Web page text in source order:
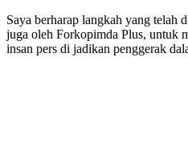
Saya berharap langkah yang
juga oleh Forkopimda Plus, untuk
insan pers di jadikan penggerak